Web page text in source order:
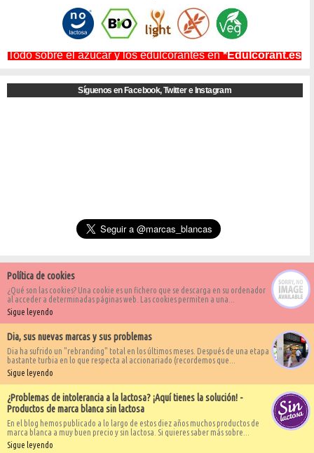
Todo sobre el azúcar y los edulcorantes en*Edulcorant.es
Síguenos en Facebook, Twitter e Instagram
Política de cookies
¿Qué son las cookies? Una cookie es un fichero que se descarga en su ordenador
al acceder a determinadas páginas web. Las cookies permiten a una...
Sigue leyendo
Dia, sus nuevas marcas y sus problemas
Dia ha sufrido un "rebranding" total en los últimos meses. Después de una etapa
bastante turbia en lo que respecta al accionariado (recordemos que...
Sigue leyendo
¿Problemas de intolerancia a la lactosa? ¡Aquí tienes la solución! -
Productos de marca blanca sin lactosa
En el blog hemos publicado a lo largo de estos diez años muchos productos de
marca blanca a muy buen precio y sin lactosa. Si quieres saber más sobre...
Sigue leyendo